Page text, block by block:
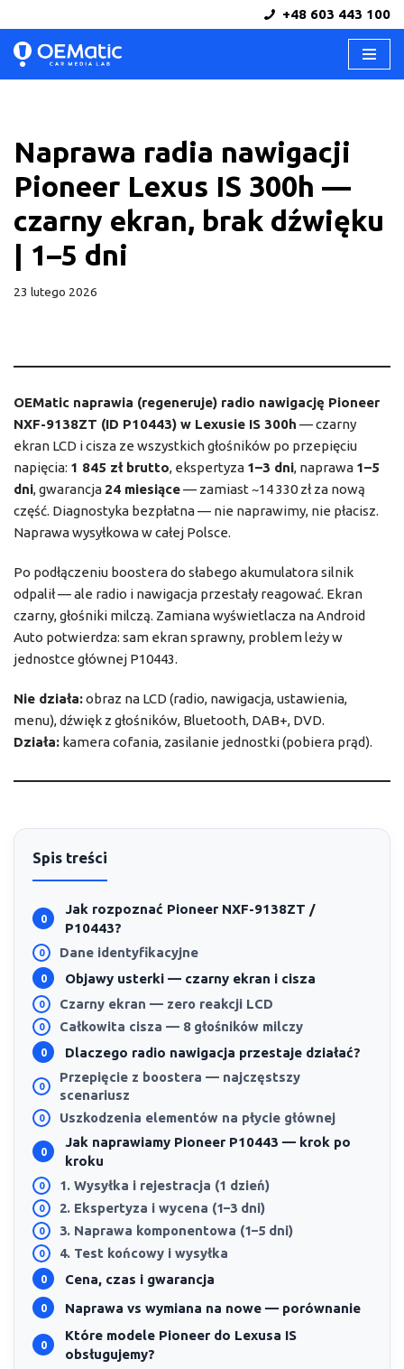
Przejdź
do
+48 603 443 100
Naprawa radia nawigacji
Pioneer Lexus IS 300h —
czarny ekran, brak dźwięku
| 1–5 dni
23 lutego 2026
OEMatic naprawia (regeneruje) radio nawigację Pioneer
NXF-9138ZT (ID P10443) w Lexusie IS 300h — czarny
ekran LCD i cisza ze wszystkich głośników po przepięciu
napięcia: 1 845 zł brutto, ekspertyza 1–3 dni, naprawa 1–5
dni, gwarancja 24 miesiące— zamiast ~14 330 zł za nową
część. Diagnostyka bezpłatna — nie naprawimy, nie płacisz.
Naprawa wysyłkowa w całej Polsce.
Po podłączeniu boostera do słabego akumulatora silnik
odpalił — ale radio i nawigacja przestały reagować. Ekran
czarny, głośniki milczą. Zamiana wyświetlacza na Android
Auto potwierdza: sam ekran sprawny, problem leży w
jednostce głównej P10443.
Nie działa:obraz na LCD (radio, nawigacja, ustawienia,
menu), dźwięk z głośników, Bluetooth, DAB+, DVD.
Działa: kamera cofania, zasilanie jednostki (pobiera prąd).
Spis treści
Jak rozpoznać Pioneer NXF-9138ZT /
P10443?
Dane identyfikacyjne
Objawy usterki — czarny ekran i cisza
Czarny ekran — zero reakcji LCD
Całkowita cisza — 8 głośników milczy
Dlaczego radio nawigacja przestaje działać?
Przepięcie z boostera — najczęstszy
scenariusz
Uszkodzenia elementów na płycie głównej
Jak naprawiamy Pioneer P10443 — krok po
kroku
1. Wysyłka i rejestracja (1 dzień)
2. Ekspertyza i wycena (1–3 dni)
3. Naprawa komponentowa (1–5 dni)
4. Test końcowy i wysyłka
Cena, czas i gwarancja
Naprawa vs wymiana na nowe — porównanie
Które modele Pioneer do Lexusa IS
obsługujemy?